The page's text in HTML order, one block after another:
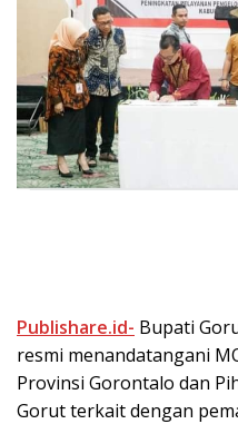
Publishare.id- Bupati
resmi menandatangani
Provinsi Gorontalo dan
Gorut terkait dengan